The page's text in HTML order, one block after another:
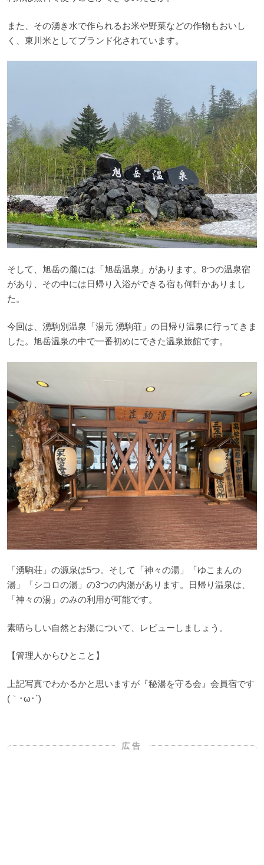
また、その湧き水で作られるお米や野菜などの作物もおいし
く、東川米としてブランド化されています。
そして、旭岳の麓には「旭岳温泉」があります。8つの温泉宿
があり、その中には日帰り入浴ができる宿も何軒かありまし
た。
今回は、湧駒別温泉「湯元 湧駒荘」の日帰り温泉に行ってきま
した。旭岳温泉の中で一番初めにできた温泉旅館です。
「湧駒荘」の源泉は5つ。そして「神々の湯」「ゆこまんの
湯」「シコロの湯」の3つの内湯があります。日帰り温泉は、
「神々の湯」のみの利用が可能です。
素晴らしい自然とお湯について、レビューしましょう。
【管理人からひとこと】
上記写真でわかるかと思いますが『秘湯を守る会』会員宿です
(｀･ω･´)